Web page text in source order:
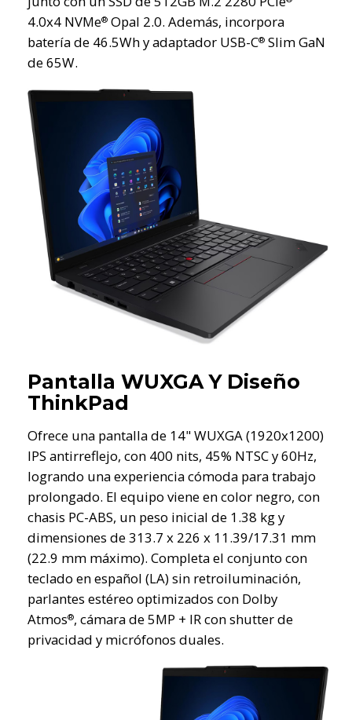
4.0x4 NVMe® Opal 2.0. Además, incorpora
batería de 46.5Wh y adaptador USB-C® Slim GaN
de 65W.
Pantalla WUXGA Y Diseño
ThinkPad
Ofrece una pantalla de 14" WUXGA (1920x1200)
IPS antirreflejo, con 400 nits, 45% NTSC y 60Hz,
logrando una experiencia cómoda para trabajo
prolongado. El equipo viene en color negro, con
chasis PC-ABS, un peso inicial de 1.38 kg y
dimensiones de 313.7 x 226 x 11.39/17.31 mm
(22.9 mm máximo). Completa el conjunto con
teclado en español (LA) sin retroiluminación,
parlantes estéreo optimizados con Dolby
Atmos®, cámara de 5MP + IR con shutter de
privacidad y micrófonos duales.